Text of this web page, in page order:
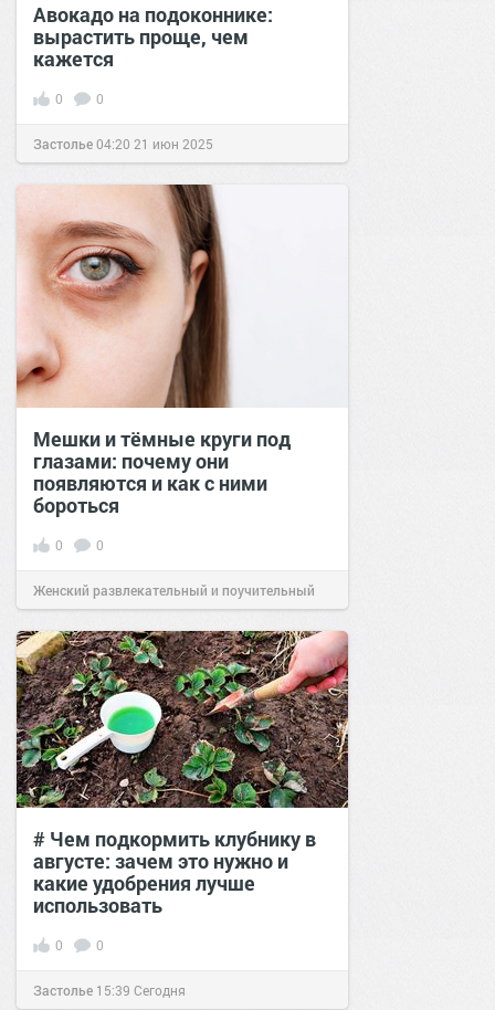
Авокадо на подоконнике:
вырастить проще, чем
кажется
0 0
Застолье04:20 21 июн 2025
Мешки и тёмные круги под
глазами: почему они
появляются и как с ними
бороться
0 0
Женский развлекательный и поучительный
сайт.23:23Сегодня
# Чем подкормить клубнику в
августе: зачем это нужно и
какие удобрения лучше
использовать
0 0
Застолье 15:39 Сегодня